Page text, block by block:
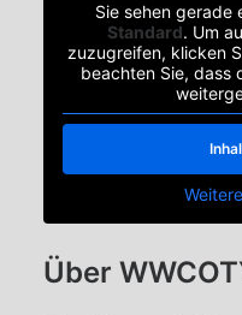
Sie sehen gerade
Standard. Um
zuzugreifen, klicken
beachten Sie, dass
Über